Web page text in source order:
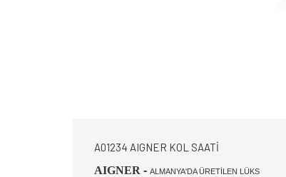
A01234 AIGNER KOL SAATİ
AIGNER - ALMANYA'DA ÜRETİLEN LÜKS